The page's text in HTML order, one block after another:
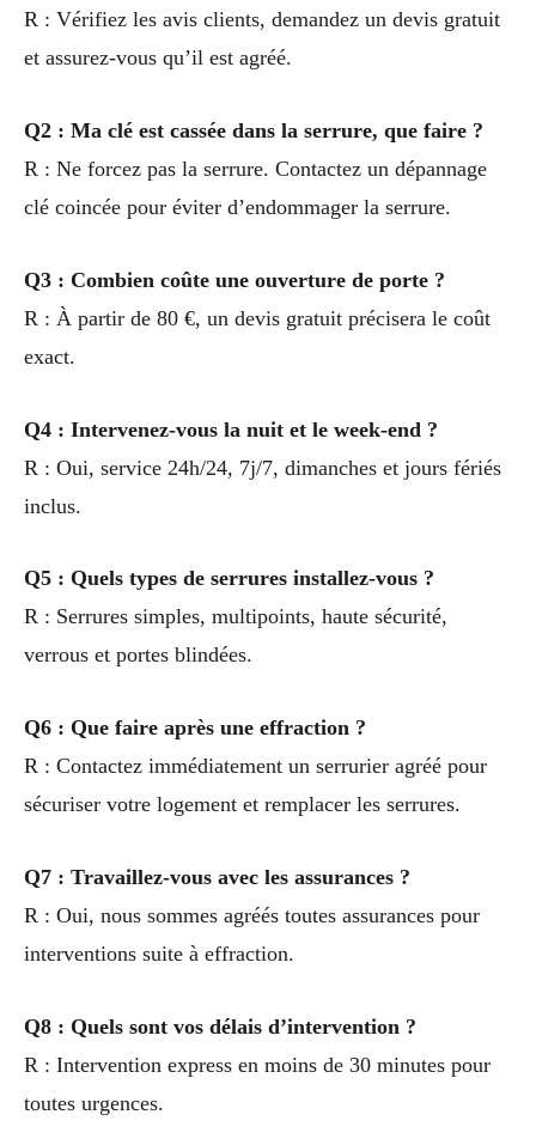
R : Vérifiez les avis clients, demandez un devis gratuit
et assurez-vous qu’il est agréé.
Q2 : Ma clé est cassée dans la serrure, que faire ?
R : Ne forcez pas la serrure. Contactez un dépannage
clé coincée pour éviter d’endommager la serrure.
Q3 : Combien coûte une ouverture de porte ?
R : À partir de 80 €, un devis gratuit précisera le coût
exact.
Q4 : Intervenez-vous la nuit et le week-end ?
R : Oui, service 24h/24, 7j/7, dimanches et jours fériés
inclus.
Q5 : Quels types de serrures installez-vous ?
R : Serrures simples, multipoints, haute sécurité,
verrous et portes blindées.
Q6 : Que faire après une effraction ?
R : Contactez immédiatement un serrurier agréé pour
sécuriser votre logement et remplacer les serrures.
Q7 : Travaillez-vous avec les assurances ?
R : Oui, nous sommes agréés toutes assurances pour
interventions suite à effraction.
Q8 : Quels sont vos délais d’intervention ?
R : Intervention express en moins de 30 minutes pour
toutes urgences.